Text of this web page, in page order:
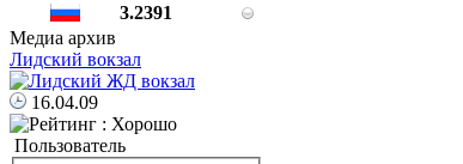
3.2391
Медиа архив
Лидский вокзал
16.04.09
Пользователь